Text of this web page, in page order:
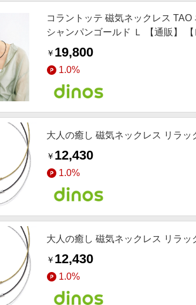
コラントッテ 磁気ネックレス
シャンパンゴールド Ｌ 【通販】 【
￥ 19,800
1.0%
大人の癒し 磁気ネックレス リラッ
￥ 12,430
1.0%
大人の癒し 磁気ネックレス リラッ
￥ 12,430
1.0%